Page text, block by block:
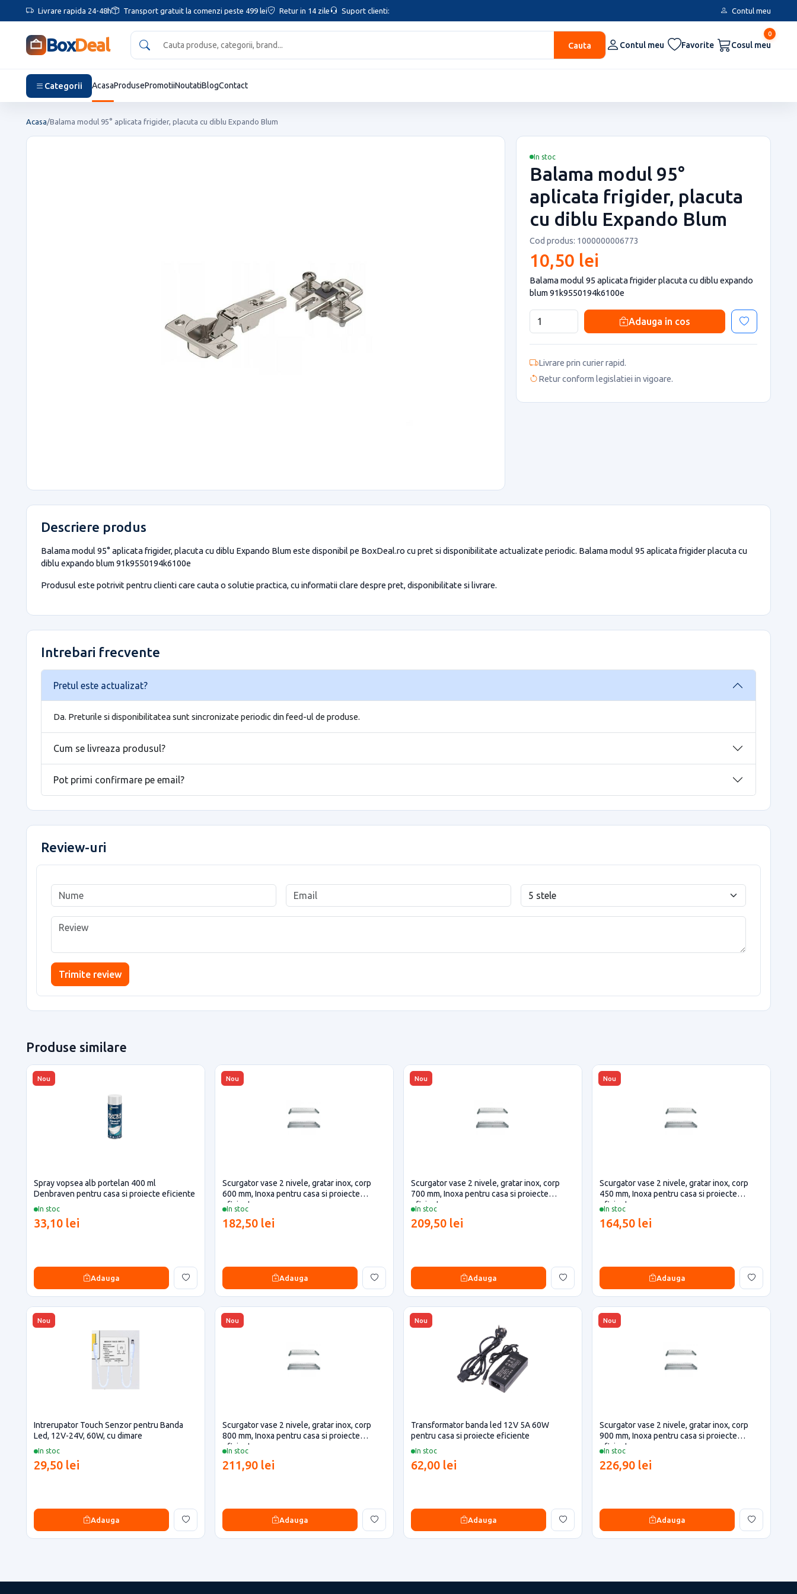
Livrare rapida 24-48h Transport gratuit la comenzi peste 499 lei Retur in 14 zile Suport clienti: Contul meu
BoxDeal Cauta Contul meu Favorite
0
Cosul meu
Categorii AcasaProdusePromotiiNoutatiBlogContact
Acasa/Balama modul 95° aplicata frigider, placuta cu diblu Expando Blum
In stoc
Balama modul 95°
aplicata frigider, placuta
cu diblu Expando Blum
Cod produs: 1000000006773
10,50 lei
Balama modul 95 aplicata frigider placuta cu diblu expando
blum 91k9550194k6100e
Adauga in cos
Livrare prin curier rapid.
Retur conform legislatiei in vigoare.
Descriere produs
Balama modul 95° aplicata frigider, placuta cu diblu Expando Blum este disponibil pe BoxDeal.ro cu pret si disponibilitate actualizate periodic. Balama modul 95 aplicata frigider placuta cu
diblu expando blum 91k9550194k6100e
Produsul este potrivit pentru clienti care cauta o solutie practica, cu informatii clare despre pret, disponibilitate si livrare.
Intrebari frecvente
Pretul este actualizat?
Da. Preturile si disponibilitatea sunt sincronizate periodic din feed-ul de produse.
Cum se livreaza produsul?
Pot primi confirmare pe email?
Review-uri
Trimite review
Produse similare
Nou
In stoc
Spray vopsea alb portelan 400 ml
Denbraven pentru casa si proiecte eficiente
33,10 lei
Adauga
Nou
In stoc
Scurgator vase 2 nivele, gratar inox, corp
600 mm, Inoxa pentru casa si proiecte
eficiente
182,50 lei
Adauga
Nou
In stoc
Scurgator vase 2 nivele, gratar inox, corp
700 mm, Inoxa pentru casa si proiecte
eficiente
209,50 lei
Adauga
Nou
In stoc
Scurgator vase 2 nivele, gratar inox, corp
450 mm, Inoxa pentru casa si proiecte
eficiente
164,50 lei
Adauga
Nou
In stoc
Intrerupator Touch Senzor pentru Banda
Led, 12V-24V, 60W, cu dimare
29,50 lei
Adauga
Nou
In stoc
Scurgator vase 2 nivele, gratar inox, corp
800 mm, Inoxa pentru casa si proiecte
eficiente
211,90 lei
Adauga
Nou
In stoc
Transformator banda led 12V 5A 60W
pentru casa si proiecte eficiente
62,00 lei
Adauga
Nou
In stoc
Scurgator vase 2 nivele, gratar inox, corp
900 mm, Inoxa pentru casa si proiecte
eficiente
226,90 lei
Adauga